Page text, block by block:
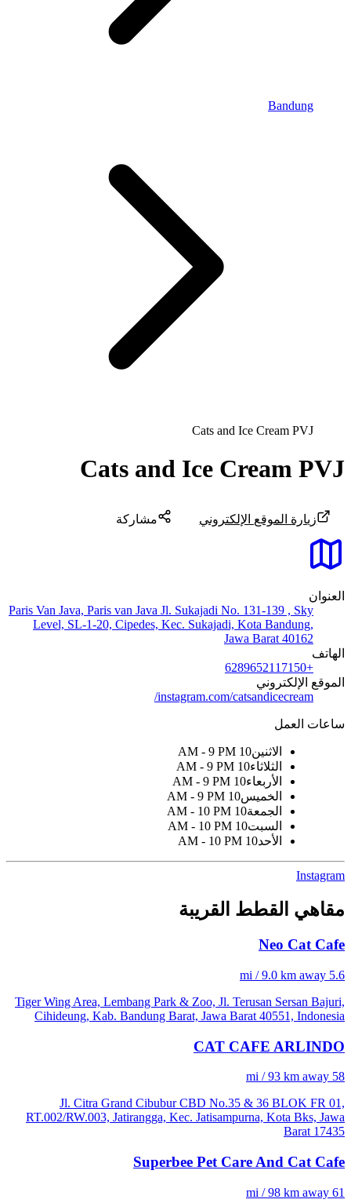
Bandung
Cats and Ice Cream PVJ
Cats and Ice Cream PVJ
زيارة الموقع الإلكتروني مشاركة
العنوان
Paris Van Java, Paris van Java Jl. Sukajadi No. 131-139 , Sky
Level, SL-1-20, Cipedes, Kec. Sukajadi, Kota Bandung,
Jawa Barat 40162
الهاتف
+6289652117150
الموقع الإلكتروني
instagram.com/catsandicecream/
ساعات العمل
الاثنين10 AM - 9 PM
الثلاثاء10 AM - 9 PM
الأربعاء10 AM - 9 PM
الخميس10 AM - 9 PM
الجمعة10 AM - 10 PM
السبت10 AM - 10 PM
الأحد10 AM - 10 PM
Instagram
مقاهي القطط القريبة
Neo Cat Cafe
5.6 mi / 9.0 km away
Tiger Wing Area, Lembang Park & Zoo, Jl. Terusan Sersan Bajuri,
Cihideung, Kab. Bandung Barat, Jawa Barat 40551, Indonesia
CAT CAFE ARLINDO
58 mi / 93 km away
Jl. Citra Grand Cibubur CBD No.35 & 36 BLOK FR 01,
RT.002/RW.003, Jatirangga, Kec. Jatisampurna, Kota Bks, Jawa
Barat 17435
Superbee Pet Care And Cat Cafe
61 mi / 98 km away